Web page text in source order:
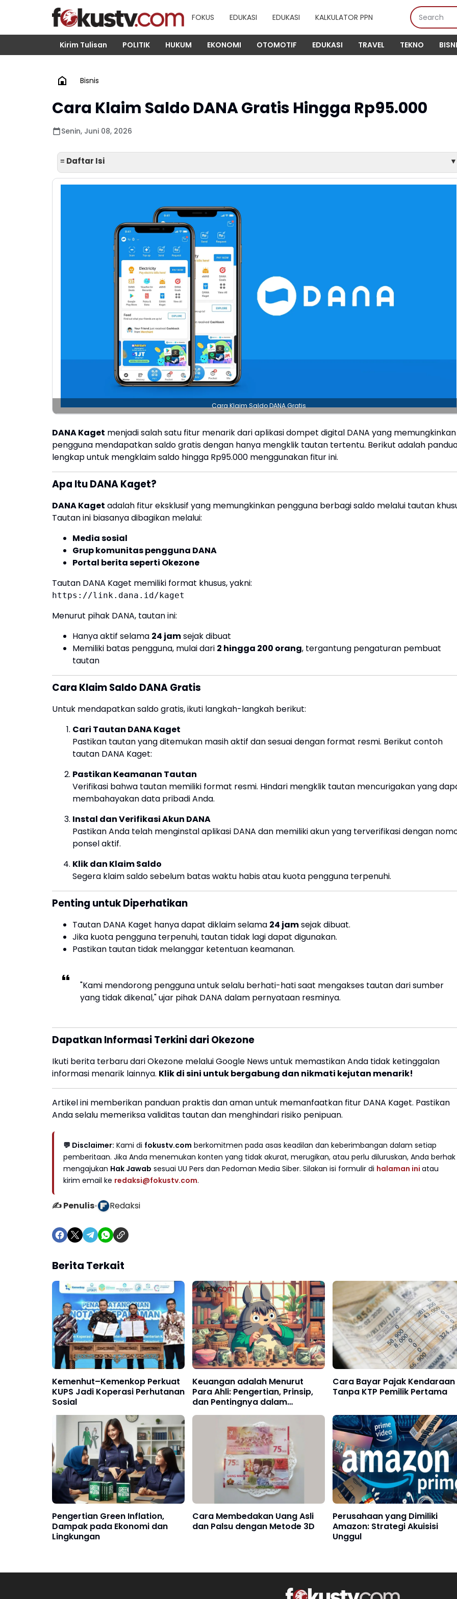
FOKUS EDUKASI EDUKASI KALKULATOR PPN
Kirim Tulisan POLITIK HUKUM EKONOMI OTOMOTIF EDUKASI TRAVEL TEKNO
Bisnis
Cara Klaim Saldo DANA Gratis Hingga Rp95.000
Senin, Juni 08, 2026
≡ Daftar Isi ▼
Cara Klaim Saldo DANA Gratis
DANA Kaget menjadi salah satu fitur menarik dari aplikasi dompet digital DANA yang memungkinkan
pengguna mendapatkan saldo gratis dengan hanya mengklik tautan tertentu. Berikut adalah
lengkap untuk mengklaim saldo hingga Rp95.000 menggunakan fitur ini.
Apa Itu DANA Kaget?
DANA Kaget adalah fitur eksklusif yang memungkinkan pengguna berbagi saldo melalui tautan
Tautan ini biasanya dibagikan melalui:
Media sosial
Grup komunitas pengguna DANA
Portal berita seperti Okezone
Tautan DANA Kaget memiliki format khusus, yakni:
https://link.dana.id/kaget
Menurut pihak DANA, tautan ini:
Hanya aktif selama 24 jamsejak dibuat
Memiliki batas pengguna, mulai dari 2 hingga 200 orang, tergantung pengaturan pembuat
tautan
Cara Klaim Saldo DANA Gratis
Untuk mendapatkan saldo gratis, ikuti langkah-langkah berikut:
Cari Tautan DANA Kaget
Pastikan tautan yang ditemukan masih aktif dan sesuai dengan format resmi. Berikut contoh
tautan DANA Kaget:
Pastikan Keamanan Tautan
Verifikasi bahwa tautan memiliki format resmi. Hindari mengklik tautan mencurigakan yang
membahayakan data pribadi Anda.
Instal dan Verifikasi Akun DANA
Pastikan Anda telah menginstal aplikasi DANA dan memiliki akun yang terverifikasi dengan
ponsel aktif.
Klik dan Klaim Saldo
Segera klaim saldo sebelum batas waktu habis atau kuota pengguna terpenuhi.
Penting untuk Diperhatikan
Tautan DANA Kaget hanya dapat diklaim selama 24 jamsejak dibuat.
Jika kuota pengguna terpenuhi, tautan tidak lagi dapat digunakan.
Pastikan tautan tidak melanggar ketentuan keamanan.
"Kami mendorong pengguna untuk selalu berhati-hati saat mengakses tautan dari sumber
yang tidak dikenal," ujar pihak DANA dalam pernyataan resminya.
Dapatkan Informasi Terkini dari Okezone
Ikuti berita terbaru dari Okezone melalui Google News untuk memastikan Anda tidak ketinggalan
informasi menarik lainnya. Klik di sini untuk bergabung dan nikmati kejutan menarik!
Artikel ini memberikan panduan praktis dan aman untuk memanfaatkan fitur DANA Kaget. Pastikan
Anda selalu memeriksa validitas tautan dan menghindari risiko penipuan.
💬 Disclaimer: Kami di fokustv.com berkomitmen pada asas keadilan dan keberimbangan dalam setiap
pemberitaan. Jika Anda menemukan konten yang tidak akurat, merugikan, atau perlu diluruskan, Anda berhak
mengajukan Hak Jawab sesuai UU Pers dan Pedoman Media Siber. Silakan isi formulir di halaman ini atau
kirim email ke redaksi@fokustv.com.
✍️ Penulis• Redaksi
Berita Terkait
Kemenhut–Kemenkop Perkuat
KUPS Jadi Koperasi Perhutanan
Sosial
Keuangan adalah Menurut
Para Ahli: Pengertian, Prinsip,
dan Pentingnya dalam
Kehidupan Ekonomi
Cara Bayar Pajak Kendaraan
Tanpa KTP Pemilik Pertama
Pengertian Green Inflation,
Dampak pada Ekonomi dan
Lingkungan
Cara Membedakan Uang Asli
dan Palsu dengan Metode 3D
Perusahaan yang Dimiliki
Amazon: Strategi Akuisisi
Unggul